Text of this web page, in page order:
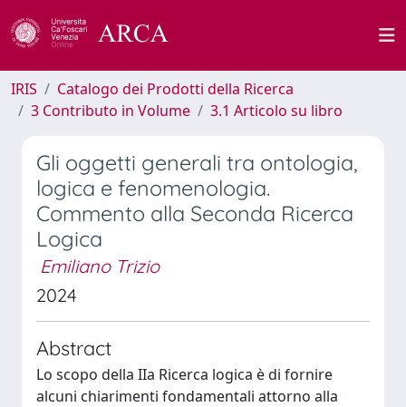
IRIS
Catalogo dei Prodotti della Ricerca
3 Contributo in Volume
3.1 Articolo su libro
Gli oggetti generali tra ontologia,
logica e fenomenologia.
Commento alla Seconda Ricerca
Logica
Emiliano Trizio
2024
Abstract
Lo scopo della IIa Ricerca logica è di fornire
alcuni chiarimenti fondamentali attorno alla